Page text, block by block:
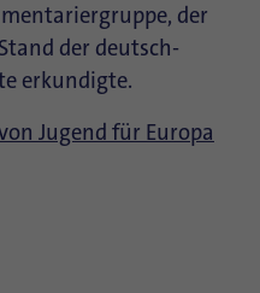
der
der deutsch-
erkundigte.
Jugend für Europa